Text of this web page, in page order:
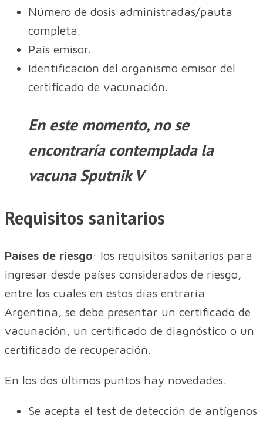
Número de dosis administradas/pauta
completa.
País emisor.
Identificación del organismo emisor del
certificado de vacunación.
En este momento, no se
encontraría contemplada la
vacuna Sputnik V
Requisitos sanitarios
Países de riesgo: los requisitos sanitarios para
ingresar desde países considerados de riesgo,
entre los cuales en estos días entraría
Argentina, se debe presentar un certificado de
vacunación, un certificado de diagnóstico o un
certificado de recuperación.
En los dos últimos puntos hay novedades:
Se acepta el test de detección de antígenos